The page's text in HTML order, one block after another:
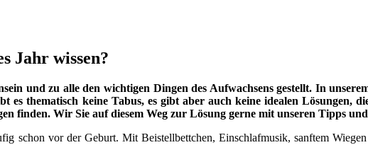
Jahr wissen?
und zu alle den wichtigen Dingen des Aufwachsens gestellt. In
thematisch keine Tabus, es gibt aber auch keine idealen Lösungen,
finden. Wir Sie auf diesem Weg zur Lösung gerne mit unseren Tipps
schon vor der Geburt. Mit Beistellbettchen, Einschlafmusik, sanftem